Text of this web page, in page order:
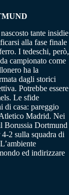
tante insidie
alla fase finale
I tedeschi, però,
campionato come
ha la
dagli storici
Potrebbe essere
Le sfide
di casa: pareggio
Madrid. Nei
Borussia Dortmund
2 sulla squadra di
ed indirizzare